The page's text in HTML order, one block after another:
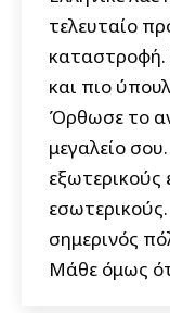
τελευταίο
καταστροφή.
και πιο
Όρθωσε το
μεγαλείο
εξωτερικούς
εσωτερικούς.
σημερινός
Μάθε όμως